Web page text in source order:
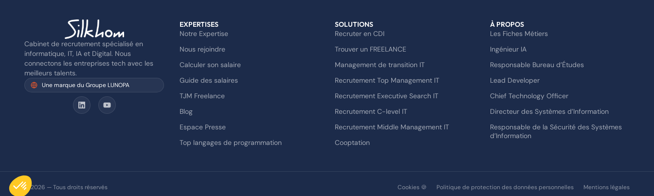
Cabinet de recrutement spécialisé en
informatique, IT, IA et Digital. Nous
connectons les entreprises tech avec les
meilleurs talents.
Une marque du Groupe LUNOPA
EXPERTISES
Notre Expertise
Nous rejoindre
Calculer son salaire
Guide des salaires
TJM Freelance
Blog
Espace Presse
Top langages de programmation
SOLUTIONS
Recruter en CDI
Trouver un FREELANCE
Management de transition IT
Recrutement Top Management IT
Recrutement Executive Search IT
Recrutement C-level IT
Recrutement Middle Management IT
Cooptation
À PROPOS
Les Fiches Métiers
Ingénieur IA
Responsable Bureau d’Études
Lead Developer
Chief Technology Officer
Directeur des Systèmes d’Information
Responsable de la Sécurité des Systèmes
d’Information
© 2026 — Tous droits réservés Cookies 🍪 Politique de protection des données personnelles Mentions légales
Plateforme de Gestion du Consentement : Personnalisez vos Options